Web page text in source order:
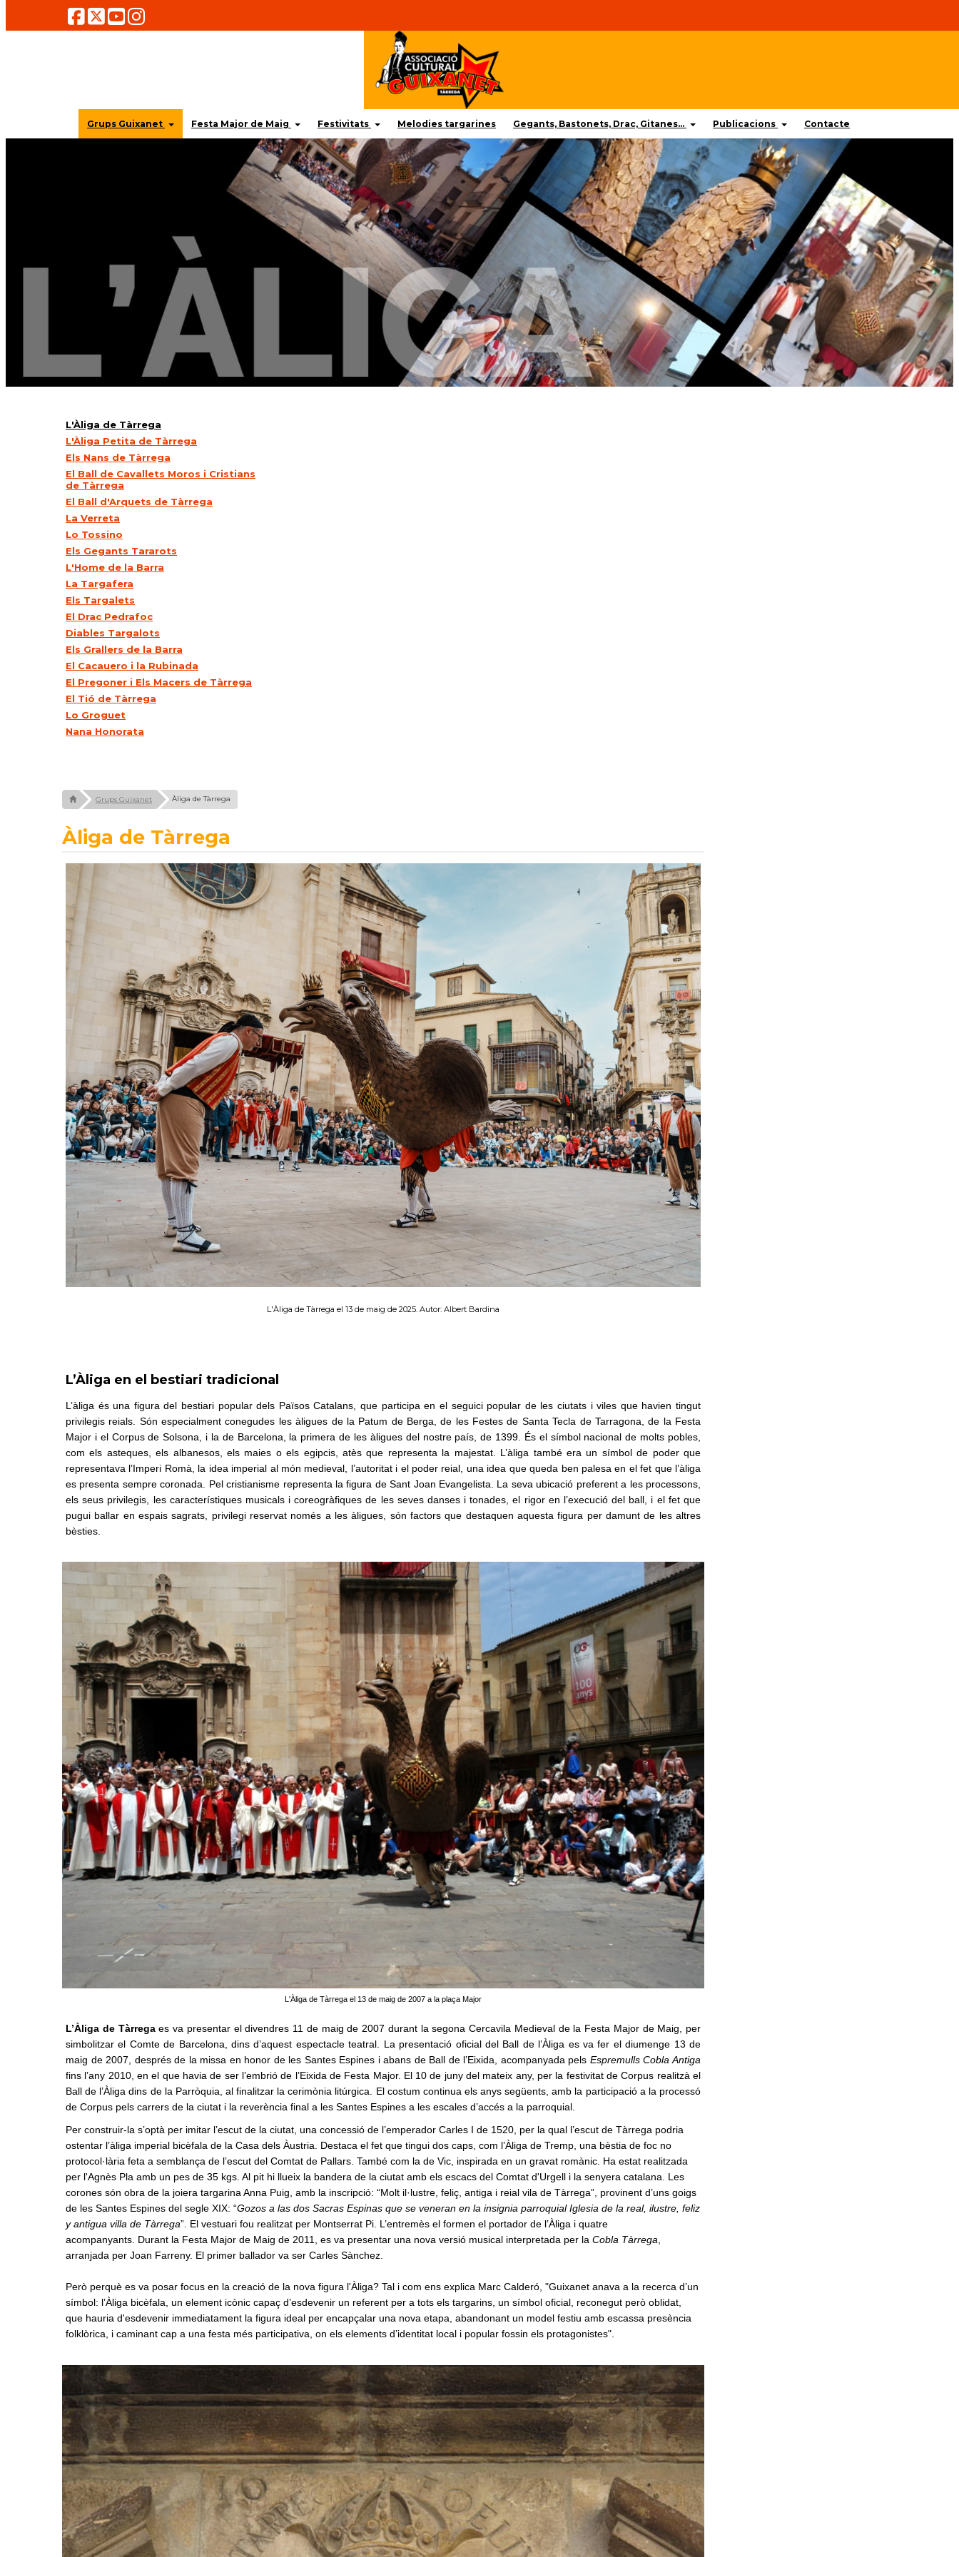
Grups Guixanet Festa Major de Maig Festivitats Melodies targarines Gegants, Bastonets, Drac, Gitanes... Publicacions Contacte
L'Àliga de Tàrrega
L'Àliga Petita de Tàrrega
Els Nans de Tàrrega
El Ball de Cavallets Moros i Cristians
de Tàrrega
El Ball d'Arquets de Tàrrega
La Verreta
Lo Tossino
Els Gegants Tararots
L'Home de la Barra
La Targafera
Els Targalets
El Drac Pedrafoc
Diables Targalots
Els Grallers de la Barra
El Cacauero i la Rubinada
El Pregoner i Els Macers de Tàrrega
El Tió de Tàrrega
Lo Groguet
Nana Honorata
Grups Guixanet Àliga de Tàrrega
Àliga de Tàrrega
L'Àliga de Tàrrega el 13 de maig de 2025. Autor: Albert Bardina
L’Àliga en el bestiari tradicional
L’àliga és una figura del bestiari popular dels Països Catalans, que participa en el seguici popular de les ciutats i viles que havien tingut
privilegis reials. Són especialment conegudes les àligues de la Patum de Berga, de les Festes de Santa Tecla de Tarragona, de la Festa
Major i el Corpus de Solsona, i la de Barcelona, la primera de les àligues del nostre país, de 1399. És el símbol nacional de molts pobles,
com els asteques, els albanesos, els maies o els egipcis, atès que representa la majestat. L’àliga també era un símbol de poder que
representava l’Imperi Romà, la idea imperial al món medieval, l’autoritat i el poder reial, una idea que queda ben palesa en el fet que l’àliga
es presenta sempre coronada. Pel cristianisme representa la figura de Sant Joan Evangelista. La seva ubicació preferent a les processons,
els seus privilegis, les característiques musicals i coreogràfiques de les seves danses i tonades, el rigor en l’execució del ball, i el fet que
pugui ballar en espais sagrats, privilegi reservat només a les àligues, són factors que destaquen aquesta figura per damunt de les altres
bèsties.
L'Àliga de Tàrrega el 13 de maig de 2007 a la plaça Major
L’Àliga de Tàrregaes va presentar el divendres 11 de maig de 2007 durant la segona Cercavila Medieval de la Festa Major de Maig, per
simbolitzar el Comte de Barcelona, dins d’aquest espectacle teatral. La presentació oficial del Ball de l’Àliga es va fer el diumenge 13 de
maig de 2007, després de la missa en honor de les Santes Espines i abans de Ball de l’Eixida, acompanyada pels Espremulls Cobla Antiga
fins l’any 2010, en el que havia de ser l’embrió de l’Eixida de Festa Major. El 10 de juny del mateix any, per la festivitat de Corpus realitzà el
Ball de l’Àliga dins de la Parròquia, al finalitzar la cerimònia litúrgica. El costum continua els anys següents, amb la participació a la processó
de Corpus pels carrers de la ciutat i la reverència final a les Santes Espines a les escales d’accés a la parroquial.
Per construir-la s’optà per imitar l’escut de la ciutat, una concessió de l’emperador Carles I de 1520, per la qual l’escut de Tàrrega podria
ostentar l’àliga imperial bicèfala de la Casa dels Àustria. Destaca el fet que tingui dos caps, com l’Àliga de Tremp, una bèstia de foc no
protocol·lària feta a semblança de l’escut del Comtat de Pallars. També com la de Vic, inspirada en un gravat romànic. Ha estat realitzada
per l'Agnès Pla amb un pes de 35 kgs. Al pit hi llueix la bandera de la ciutat amb els escacs del Comtat d'Urgell i la senyera catalana. Les
corones són obra de la joiera targarina Anna Puig, amb la inscripció: “Molt il·lustre, feliç, antiga i reial vila de Tàrrega”, provinent d’uns goigs
de les Santes Espines del segle XIX: “Gozos a las dos Sacras Espinas que se veneran en la insignia parroquial Iglesia de la real, ilustre, feliz
y antigua villa de Tàrrega”. El vestuari fou realitzat per Montserrat Pi. L’entremès el formen el portador de l’Àliga i quatre
acompanyants. Durant la Festa Major de Maig de 2011, es va presentar una nova versió musical interpretada per la Cobla Tàrrega,
arranjada per Joan Farreny. El primer ballador va ser Carles Sànchez.
Però perquè es va posar focus en la creació de la nova figura l'Àliga? Tal i com ens explica Marc Calderó, "Guixanet anava a la recerca d’un
símbol: l’Àliga bicèfala, un element icònic capaç d’esdevenir un referent per a tots els targarins, un símbol oficial, reconegut però oblidat,
que hauria d'esdevenir immediatament la figura ideal per encapçalar una nova etapa, abandonant un model festiu amb escassa presència
folklòrica, i caminant cap a una festa més participativa, on els elements d’identitat local i popular fossin els protagonistes".